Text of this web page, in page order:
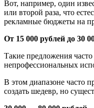
Вот, например, один
или второй раза, что
рекламные бюджеты на
От 15 000 рублей до 30
Такие предложения
непрофессиональных
В этом диапазоне часто
создать шедевр, но